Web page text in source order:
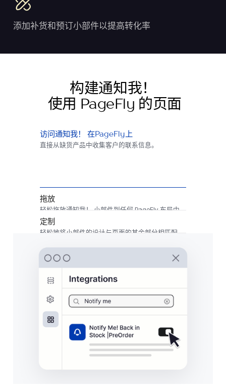
添加补货和预订小部件以提高转化率
构建通知我！
使用 PageFly 的页面
访问通知我！ 在PageFly上
直接从缺货产品中收集客户的联系信息。
拖放
轻松拖放通知我！ 小部件到任何 PageFly 布局中。
定制
轻松地将小部​​件的设计与页面的其余部分相匹配。